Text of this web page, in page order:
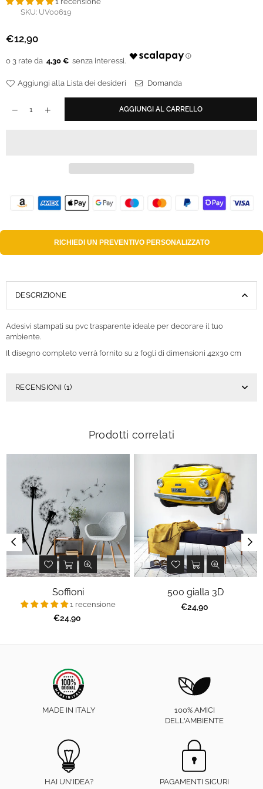
SKU: UV00619
Prezzo
€12,90
4,30 €
Aggiungi alla Lista dei desideri Domanda
AGGIUNGI AL CARRELLO
RICHIEDI UN PREVENTIVO PERSONALIZZATO
DESCRIZIONE
Adesivi stampati su pvc trasparente ideale per decorare il tuo
ambiente.
Il disegno completo verrà fornito su 2 fogli di dimensioni 42x30 cm
RECENSIONI (1)
Prodotti correlati
Soffioni
1 recensione
Prezzo
€24,90
500 gialla 3D
Prezzo
€24,90
MADE IN ITALY
100% AMICI
DELL'AMBIENTE
HAI UN'IDEA?
PAGAMENTI SICURI